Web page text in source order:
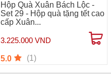
Hộp Quà Xuân Bách Lộc -
Set 29 - Hộp quà tặng tết cao
cấp Xuân...
3.225.000 VND
5.0 (1)